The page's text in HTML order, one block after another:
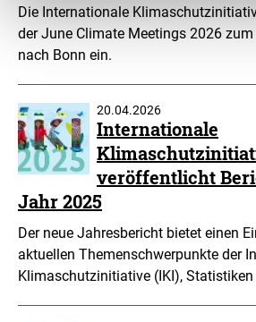
Die Internationale
der June Climate Meetings 2026
nach Bonn ein.
20.04.2026
Internationale
veröffentlicht
Jahr 2025
Der neue Jahresbericht bietet einen
aktuellen Themenschwerpunkte der
Klimaschutzinitiative (IKI),